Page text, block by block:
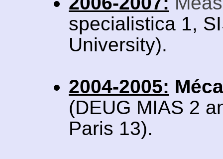
specialistica 1,
University).
2004-2005:
(DEUG MIAS 2
Paris 13).